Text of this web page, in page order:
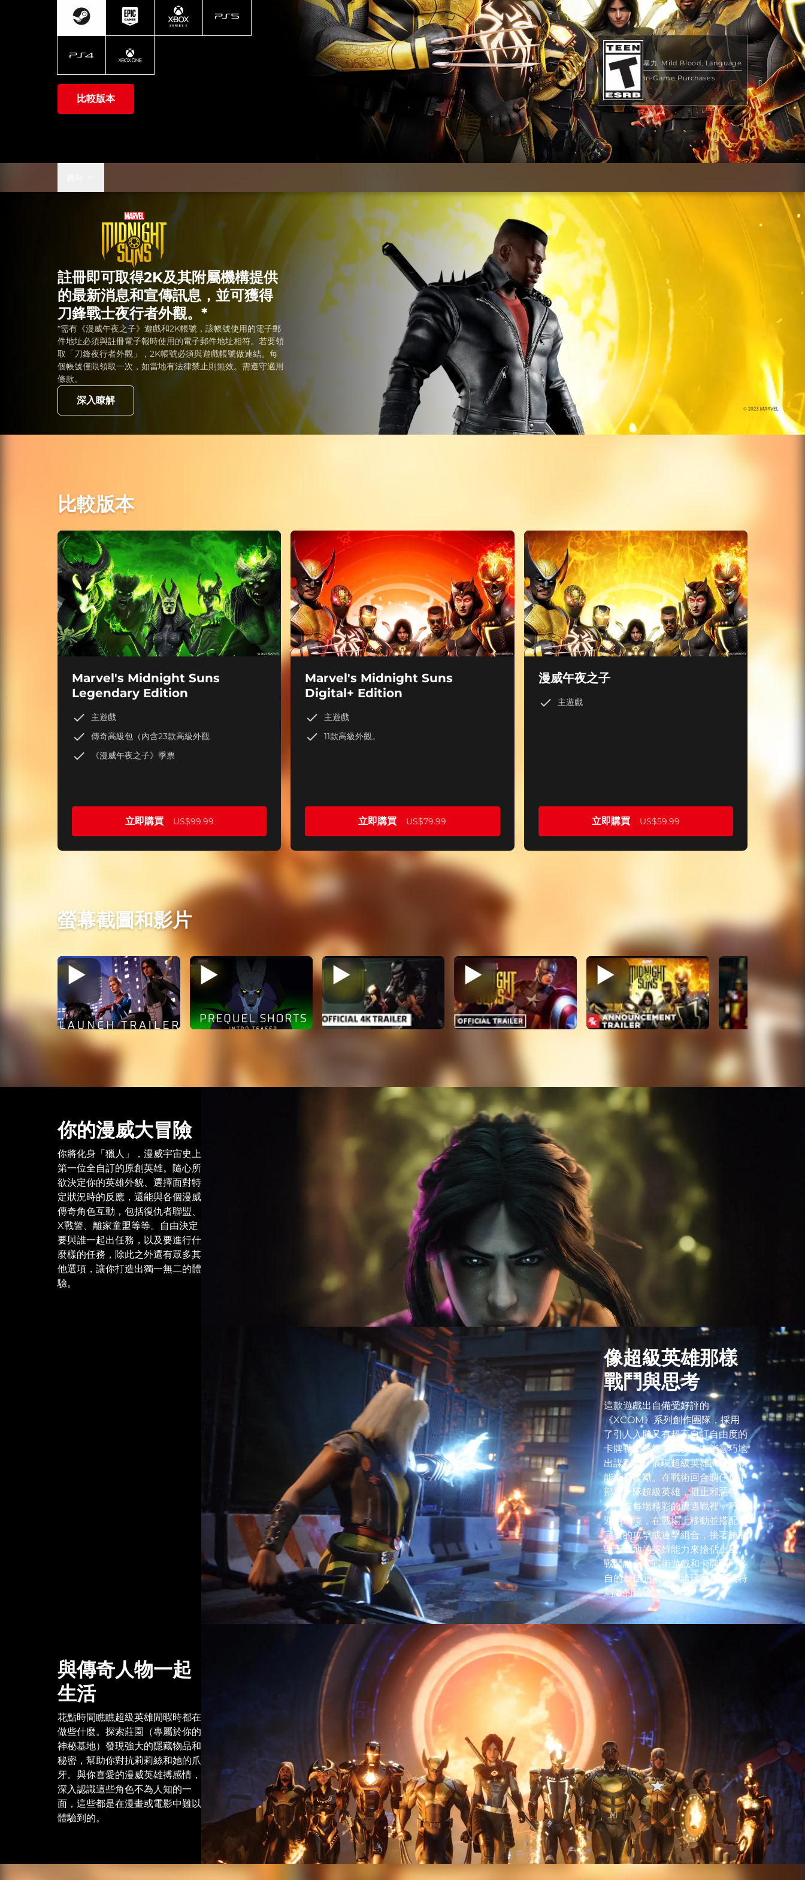
暴力 Mild Blood
Language
In-Game Purchases
比較版本
註冊即可取得2K及其附屬機構提供
的最新消息和宣傳訊息，並可獲得
刀鋒戰士夜行者外觀。*
*需有《漫威午夜之子》遊戲和2K帳號，該帳號使用的電子郵
件地址必須與註冊電子報時使用的電子郵件地址相符。若要領
取「刀鋒夜行者外觀」，2K帳號必須與遊戲帳號做連結。每
個帳號僅限領取一次，如當地有法律禁止則無效。需遵守適用
條款。
深入瞭解
比較版本
Marvel's Midnight Suns
Legendary Edition
主遊戲
傳奇高級包（內含23款高級外觀
《漫威午夜之子》季票
立即購買 US$99.99
Marvel's Midnight Suns
Digital+ Edition
主遊戲
11款高級外觀。
立即購買 US$79.99
漫威午夜之子
主遊戲
立即購買 US$59.99
螢幕截圖和影片
你的漫威大冒險
你將化身「獵人」，漫威宇宙史上
第一位全自訂的原創英雄。隨心所
欲決定你的英雄外貌、選擇面對特
定狀況時的反應，還能與各個漫威
傳奇角色互動，包括復仇者聯盟、
X戰警、離家童盟等等。自由決定
要與誰一起出任務，以及要進行什
麼樣的任務，除此之外還有眾多其
他選項，讓你打造出獨一無二的體
驗。
像超級英雄那樣
戰鬥與思考
這款遊戲出自備受好評的
《XCOM》系列創作團隊，採用
了引人入勝又有超高自訂自由度的
卡牌戰鬥系統，只要玩家能靈巧地
出謀劃策，展現超級英雄風範，就
能獲得獎勵。在戰術回合制任務中
部署一隊超級英雄，阻止邪惡勢
力。在每場精彩的遭遇戰裡，巧妙
運用環境，在戰場上移動並搭配最
完美的攻擊或連擊組合，接著施展
毀天滅地的英雄能力來搶佔上風。
戰鬥融合了戰術遊戲和卡牌戰鬥各
自的最佳元素，帶給玩家真正獨特
刺激的體驗。
與傳奇人物一起
生活
花點時間瞧瞧超級英雄閒暇時都在
做些什麼。探索莊園（專屬於你的
神秘基地）發現強大的隱藏物品和
秘密，幫助你對抗莉莉絲和她的爪
牙。與你喜愛的漫威英雄搏感情，
深入認識這些角色不為人知的一
面，這些都是在漫畫或電影中難以
體驗到的。